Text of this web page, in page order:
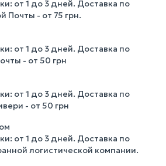
от 1 до 3 дней. Доставка по
Почты - от 75 грн.
от 1 до 3 дней. Доставка по
- от 50 грн
от 1 до 3 дней. Доставка по
- от 50 грн
от 1 до 3 дней. Доставка по
логистической компании.